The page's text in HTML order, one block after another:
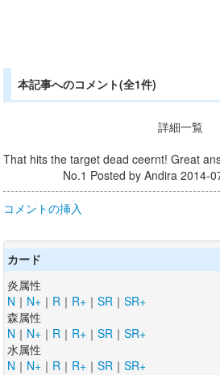
本記事へのコメント(全1件)
詳細一覧
That hits the target dead ceernt! Great
No.1 Posted by Andira 2014-
コメントの挿入
カード
炎属性
N ｜ N+ ｜ R ｜ R+ ｜ SR ｜ SR+
森属性
N ｜ N+ ｜ R ｜ R+ ｜ SR ｜ SR+
水属性
N ｜ N+ ｜ R ｜ R+ ｜ SR ｜ SR+